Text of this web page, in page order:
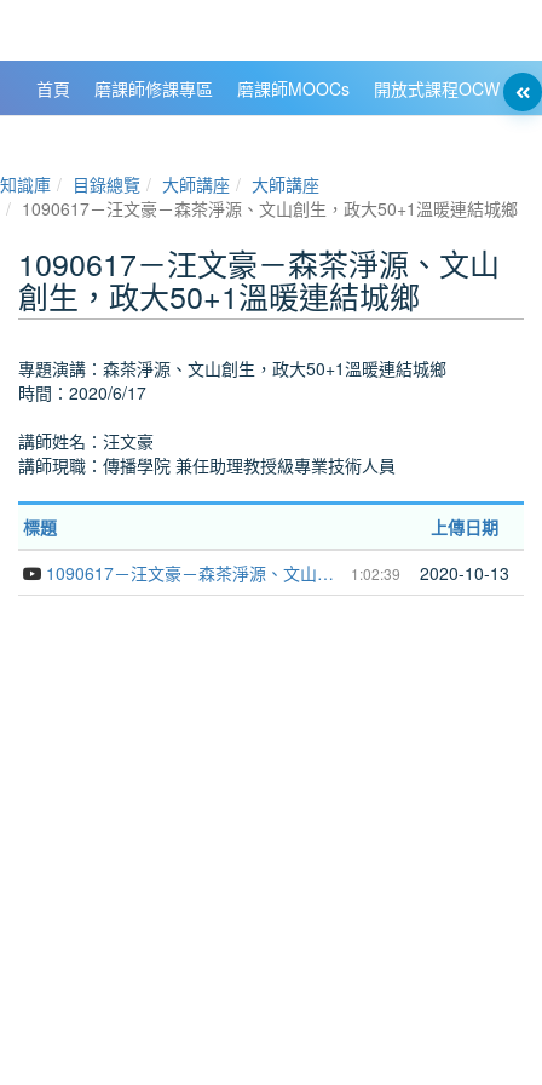
首頁 磨課師修課專區 磨課師MOOCs 開放式課程OCW
知識庫 目錄總覽 大師講座
大師講座
1090617－汪文豪－森茶淨源、文山創生，政大50+1溫暖連結城鄉
1090617－汪文豪－森茶淨源、文山
創生，政大50+1溫暖連結城鄉
專題演講：森茶淨源、文山創生，政大50+1溫暖連結城鄉
時間：2020/6/17
講師姓名：汪文豪
講師現職：傳播學院 兼任助理教授級專業技術人員
標題 上傳日期
1:02:39
1090617－汪文豪－森茶淨源、文山創生，政大50+1溫暖連結城鄉 2020-10-13